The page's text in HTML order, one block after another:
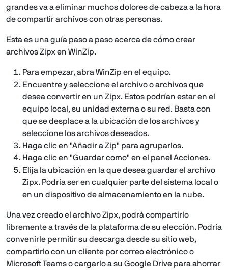
grandes va a eliminar muchos dolores de cabeza a la hora
de compartir archivos con otras personas.
Esta es una guía paso a paso acerca de cómo crear
archivos Zipx en WinZip.
Para empezar, abra WinZip en el equipo.
Encuentre y seleccione el archivo o archivos que
desea convertir en un Zipx. Estos podrían estar en el
equipo local, su unidad externa o su red. Basta con
que se desplace a la ubicación de los archivos y
seleccione los archivos deseados.
Haga clic en "Añadir a Zip" para agruparlos.
Haga clic en "Guardar como" en el panel Acciones.
Elija la ubicación en la que desea guardar el archivo
Zipx. Podría ser en cualquier parte del sistema local o
en un dispositivo de almacenamiento en la nube.
Una vez creado el archivo Zipx, podrá compartirlo
libremente a través de la plataforma de su elección. Podría
convenirle permitir su descarga desde su sitio web,
compartirlo con un cliente por correo electrónico o
Microsoft Teams o cargarlo a su Google Drive para ahorrar